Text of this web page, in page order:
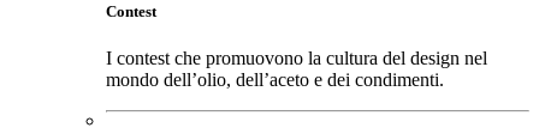
Contest
I contest che promuovono la cultura del design nel
mondo dell’olio, dell’aceto e dei condimenti.